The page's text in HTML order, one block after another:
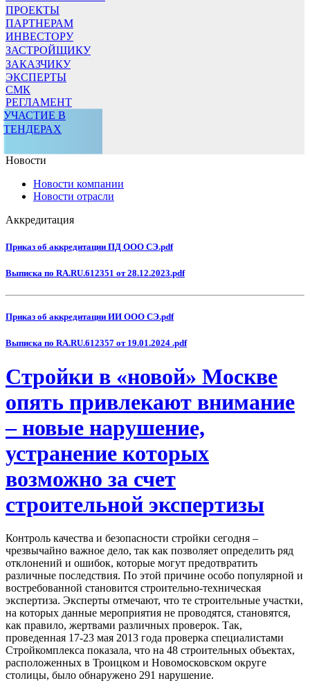
ПРОЕКТЫ
ПАРТНЕРАМ
ИНВЕСТОРУ
ЗАСТРОЙЩИКУ
ЗАКАЗЧИКУ
ЭКСПЕРТЫ
СМК
РЕГЛАМЕНТ
УЧАСТИЕ В
ТЕНДЕРАХ
Новости
Новости компании
Новости отрасли
Аккредитация
Приказ об аккредитации ПД ООО СЭ.pdf
Выписка по RA.RU.612351 от 28.12.2023.pdf
Приказ об аккредитации ИИ ООО СЭ.pdf
Выписка по RA.RU.612357 от 19.01.2024 .pdf
Стройки в «новой» Москве
опять привлекают внимание
– новые нарушение,
устранение которых
возможно за счет
строительной экспертизы
Контроль качества и безопасности стройки сегодня –
чрезвычайно важное дело, так как позволяет определить ряд
отклонений и ошибок, которые могут предотвратить
различные последствия. По этой причине особо популярной и
востребованной становится строительно-техническая
экспертиза. Эксперты отмечают, что те строительные участки,
на которых данные мероприятия не проводятся, становятся,
как правило, жертвами различных проверок. Так,
проведенная 17-23 мая 2013 года проверка специалистами
Стройкомплекса показала, что на 48 строительных объектах,
расположенных в Троицком и Новомосковском округе
столицы, было обнаружено 291 нарушение.